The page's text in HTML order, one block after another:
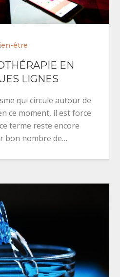
être
EN
LIGNES
qui circule autour de
ce moment, il est force
terme reste encore
bon nombre de…